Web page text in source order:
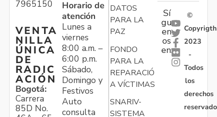
7965150
VENTA
NILLA
ÚNICA
DE
RADIC
ACIÓN
Bogotá:
Carrera
85D No.
Horario de
atención
Lunes a
viernes
8:00 a.m. –
6:00 p.m.
Sábado,
Domingo y
Festivos
Auto
consulta
DATOS
PARA LA
PAZ
FONDO
PARA LA
REPARACIÓN
A VÍCTIMAS
SNARIV-
SISTEMA
Sí
gu
en
os
en:
©
Copyrigth
2023
-
Todos
los
derechos